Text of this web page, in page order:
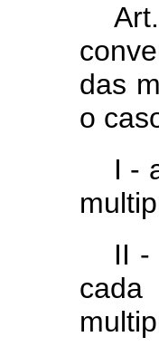
das
o
I -
II -